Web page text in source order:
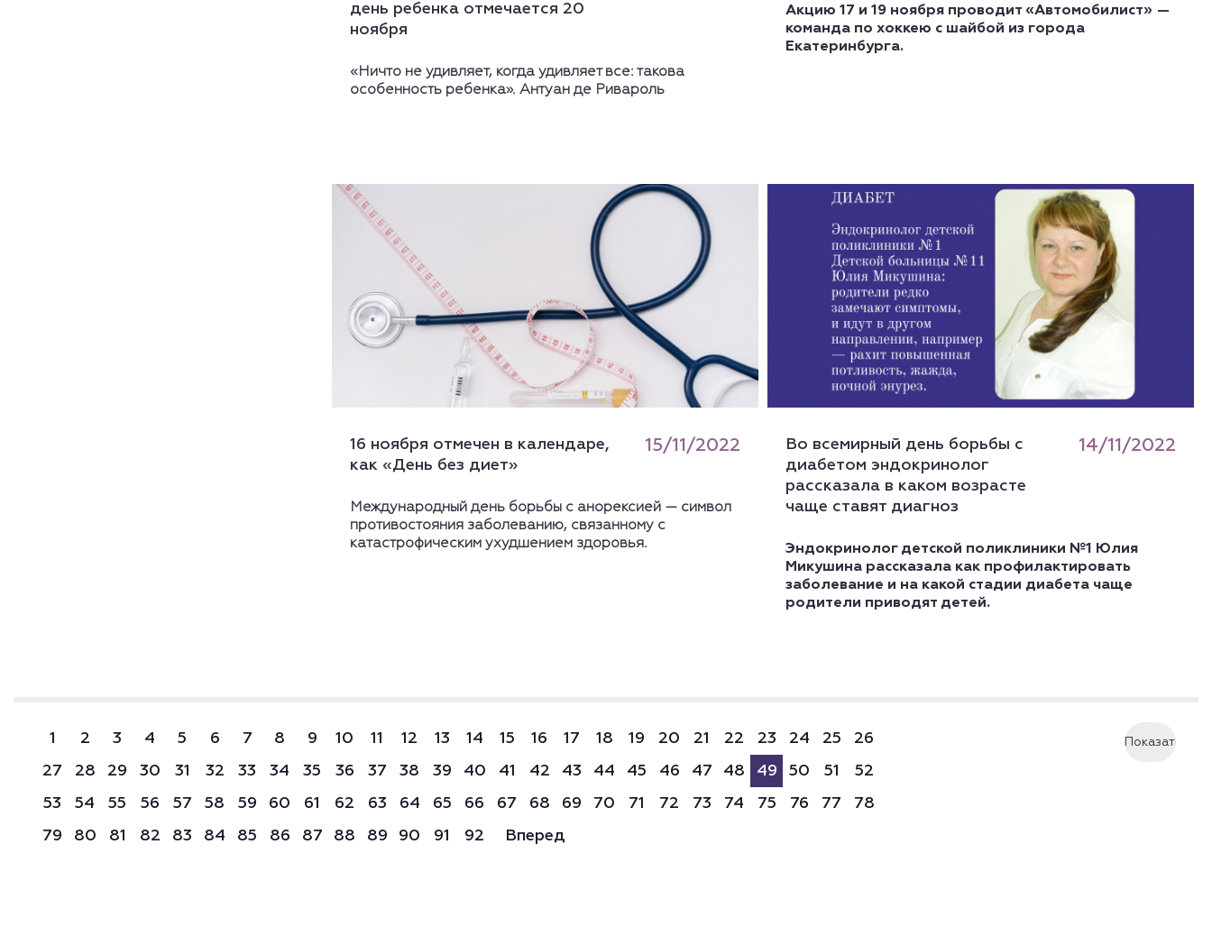
день ребенка отмечается 20
ноября
«Ничто не удивляет, когда удивляет все: такова
особенность ребенка». Антуан де Ривароль
Акцию 17 и 19 ноября проводит «Автомобилист» —
команда по хоккею с шайбой из города
Екатеринбурга.
16 ноября отмечен в календаре,
как «День без диет»
15/11/2022
Международный день борьбы с анорексией — символ
противостояния заболеванию, связанному с
катастрофическим ухудшением здоровья.
Во всемирный день борьбы с
диабетом эндокринолог
рассказала в каком возрасте
чаще ставят диагноз
14/11/2022
Эндокринолог детской поликлиники №1 Юлия
Микушина рассказала как профилактировать
заболевание и на какой стадии диабета чаще
родители приводят детей.
1 2 3 4 5 6 7 8 9 10 11 12 13 14 15 16 17 18 19 20 21 22 23 24 25
26
27
28 29 30 31 32 33 34 35 36 37 38 39 40 41 42 43 44 45 46 47 48 49 50 51
52
53
54 55 56 57 58 59 60 61 62 63 64 65 66 67 68 69 70 71 72 73 74 75 76 77
78
79
80 81 82 83 84 85 86 87 88 89 90 91 92 Вперед
Показать